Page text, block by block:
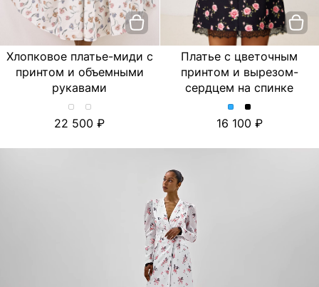
Хлопковое платье-миди с
принтом и объемными
рукавами
Хлопковое
платье-
с
Хлопковое
платье-
с
22 500
Платье с цветочным
принтом и вырезом-
сердцем на спинке
Платье
с
принтом
Платье
с
принтом
16 100